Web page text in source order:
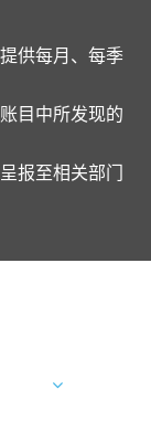
供每月、每季
目中所发现的
报至相关部门